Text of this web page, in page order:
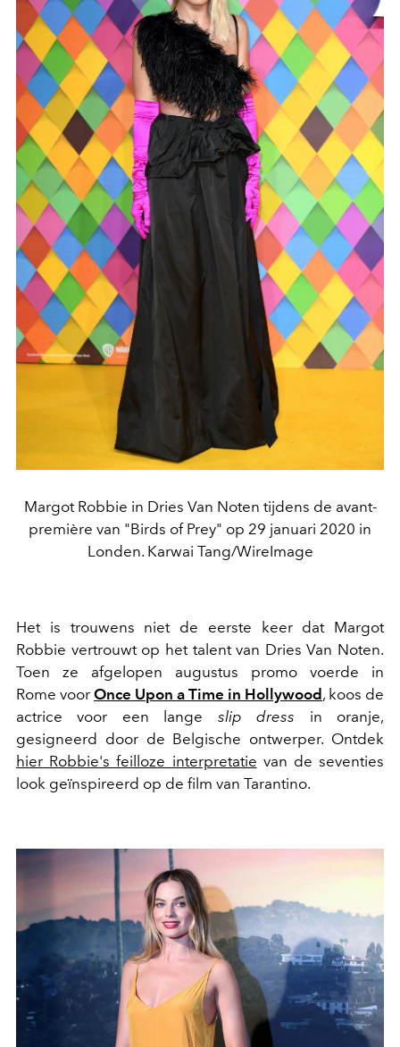
Margot Robbie in Dries Van Noten tijdens de avant-
première van "Birds of Prey" op 29 januari 2020 in
Londen. Karwai Tang/WireImage
Het is trouwens niet de eerste keer dat Margot
Robbie vertrouwt op het talent van Dries Van Noten.
Toen ze afgelopen augustus promo voerde in
Rome voor Once Upon a Time in Hollywood , koos de
actrice voor een lange slip dress in oranje,
gesigneerd door de Belgische ontwerper. Ontdek
hier Robbie's feilloze interpretatie van de seventies
look geïnspireerd op de film van Tarantino.